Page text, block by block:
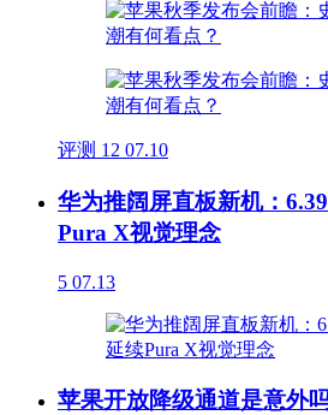
评测 12 07.10
华为推阔屏直板新机：
Pura X视觉理念
5 07.13
苹果开放降级通道是意外